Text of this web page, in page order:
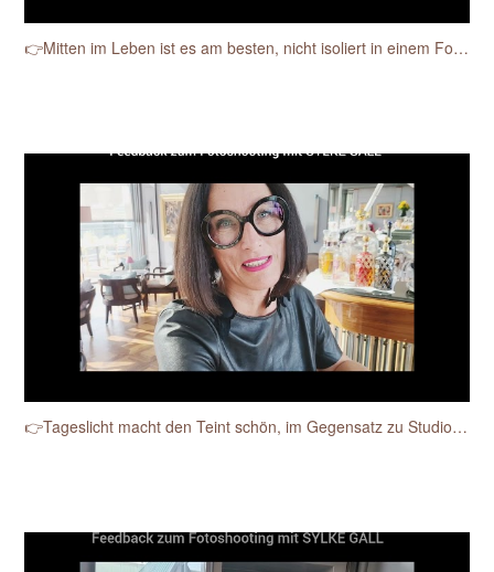
👉Mitten im Leben ist es am besten, nicht isoliert in einem Fotostudio.
👉Tageslicht macht den Teint schön, im Gegensatz zu Studioblitzen.